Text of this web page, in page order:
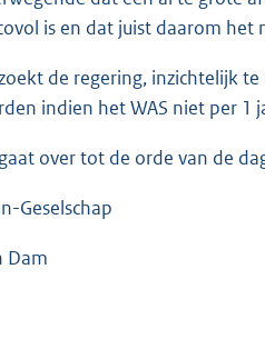
is en dat juist daarom
de regering, inzichtelijk
indien het WAS niet per 1
over tot de orde van de
Geselschap
Dam